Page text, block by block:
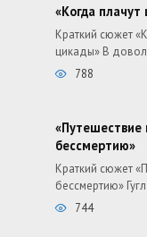
«Когда
Краткий сюжет
цикады» В
788
«Путешествие
бессмертию»
Краткий сюжет
бессмертию»
744